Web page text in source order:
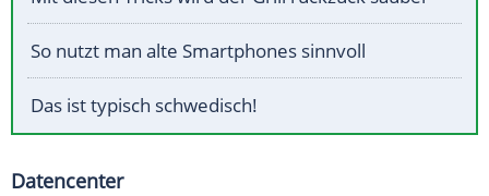
So nutzt man alte Smartphones sinnvoll
Das ist typisch schwedisch!
Datencenter